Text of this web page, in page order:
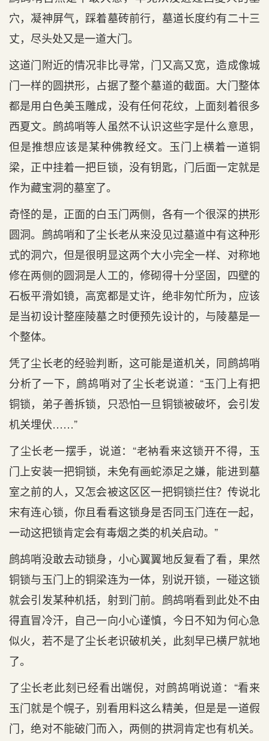
穴，凝神屏气，踩着墓砖前行，墓道长度约有二十三
丈，尽头处又是一道大门。
这道门附近的情况非比寻常，门又高又宽，造成像城
门一样的圆拱形，占据了整个墓道的截面。大门整体
都是用白色美玉雕成，没有任何花纹，上面刻着很多
西夏文。鹧鸪哨等人虽然不认识这些字是什么意思，
但是推想应该是某种佛教经文。玉门上横着一道铜
梁，正中挂着一把巨锁，没有钥匙，门后面一定就是
作为藏宝洞的墓室了。
奇怪的是，正面的白玉门两侧，各有一个很深的拱形
圆洞。鹧鸪哨和了尘长老从来没见过墓道中有这种形
式的洞穴，但是很明显这两个大小完全一样、对称地
修在两侧的圆洞是人工的，修砌得十分坚固，四壁的
石板平滑如镜，高宽都是丈许，绝非匆忙所为，应该
是当初设计整座陵墓之时便预先设计的，与陵墓是一
个整体。
凭了尘长老的经验判断，这可能是道机关，同鹧鸪哨
分析了一下，鹧鸪哨对了尘长老说道：“玉门上有把
铜锁，弟子善拆锁，只恐怕一旦铜锁被破坏，会引发
机关埋伏……”
了尘长老一摆手，说道：“老衲看来这锁开不得，玉
门上安装一把铜锁，未免有画蛇添足之嫌，能进到墓
室之前的人，又怎会被这区区一把铜锁拦住？传说北
宋有连心锁，你且看看这锁身是否同玉门连在一起，
一动这把锁肯定会有毒烟之类的机关启动。”
鹧鸪哨没敢去动锁身，小心翼翼地反复看了看，果然
铜锁与玉门上的铜梁连为一体，别说开锁，一碰这锁
就会引发某种机括，射到门前。鹧鸪哨看到此处不由
得直冒冷汗，自己一向小心谨慎，今日不知为何心急
似火，若不是了尘长老识破机关，此刻早已横尸就地
了。
了尘长老此刻已经看出端倪，对鹧鸪哨说道：“看来
玉门就是个幌子，别看用料这么精美，但是是一道假
门，绝对不能破门而入，两侧的拱洞肯定也有机关。